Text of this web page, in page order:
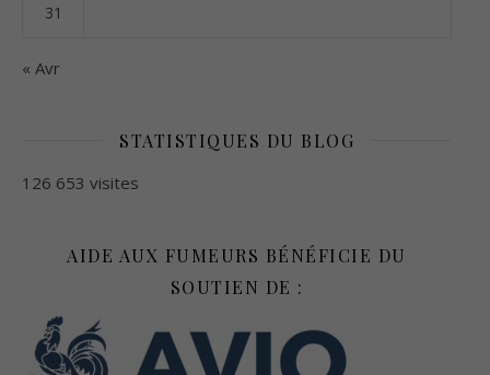
31
« Avr
STATISTIQUES DU BLOG
126 653 visites
AIDE AUX FUMEURS BÉNÉFICIE DU
SOUTIEN DE :